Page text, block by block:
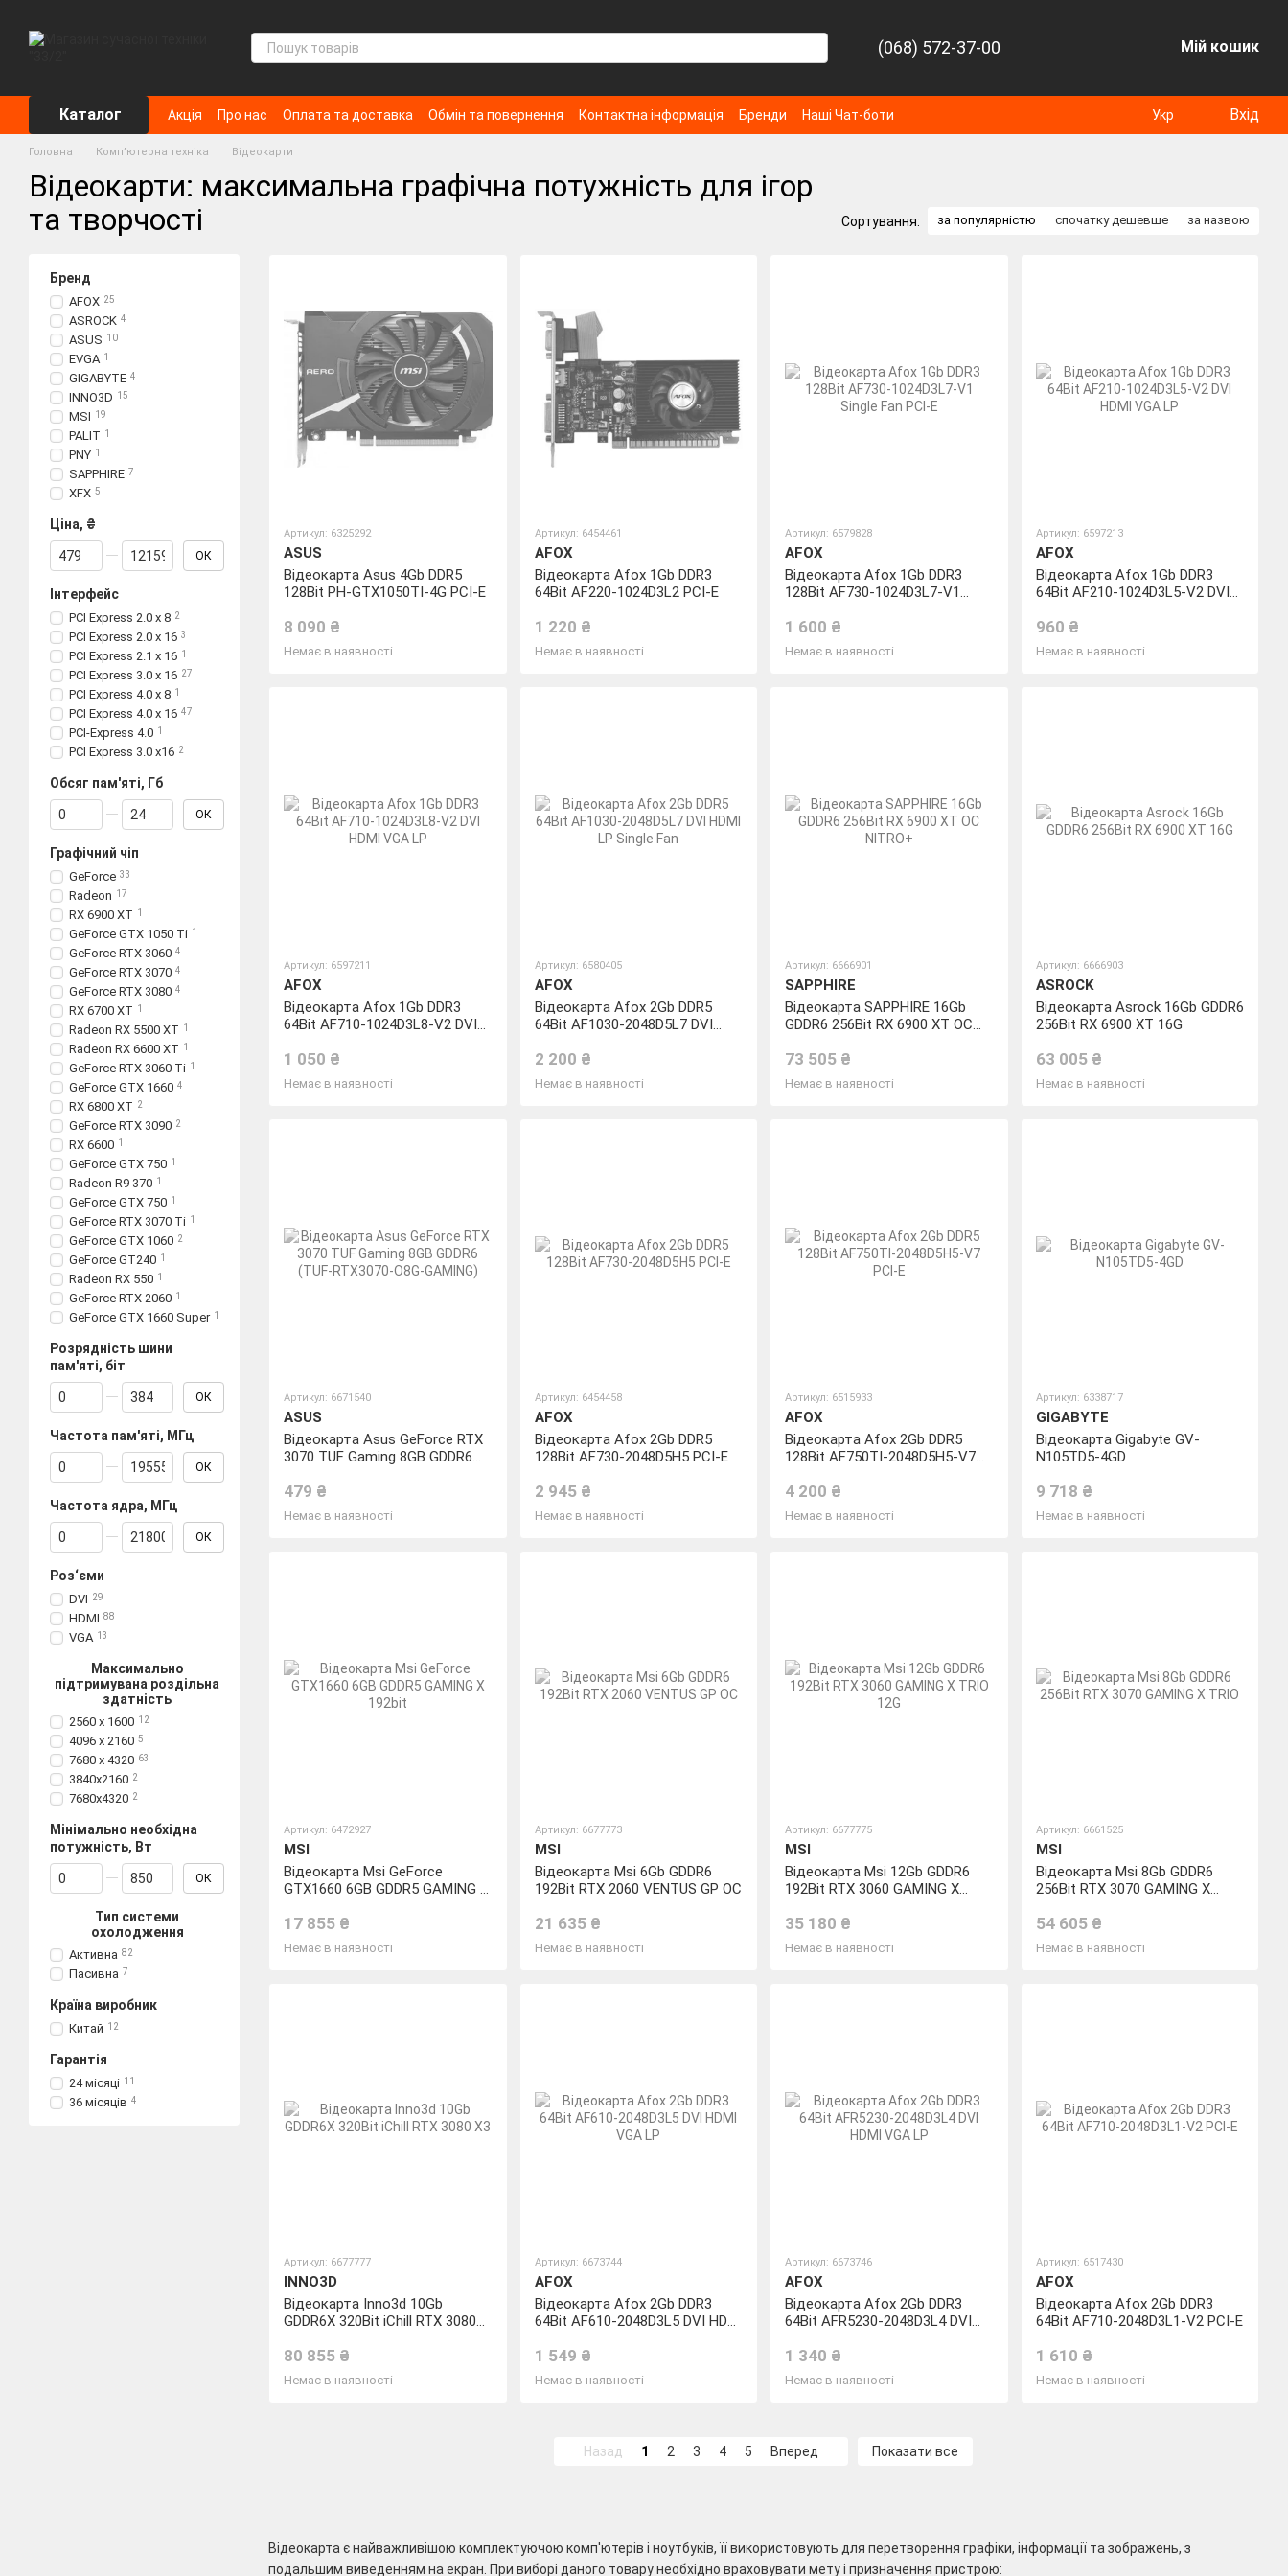
(068) 572-37-00 Мій кошик
Каталог Акція Про нас Оплата та доставка Обмін та повернення Контактна інформація Бренди Наші Чат-боти Укр Вхід
Головна Компʼютерна техніка Відеокарти
Відеокарти: максимальна графічна потужність для ігор
та творчості
Сортування: за популярністю спочатку дешевше за назвою
Відеокарта є найважливішою комплектуючою комп'ютерів і ноутбуків, її використовують для перетворення графіки, інформації та зображень, з
подальшим виведенням на екран. При виборі даного товару необхідно враховувати мету і призначення пристрою:
Артикул: 6325292
ASUS
Відеокарта Asus 4Gb DDR5
128Bit PH-GTX1050TI-4G PCI-E
8 090 ₴
Немає в наявності
Артикул: 6454461
AFOX
Відеокарта Afox 1Gb DDR3
64Bit AF220-1024D3L2 PCI-E
1 220 ₴
Немає в наявності
Артикул: 6579828
AFOX
Відеокарта Afox 1Gb DDR3
128Bit AF730-1024D3L7-V1
1 600 ₴
Немає в наявності
Артикул: 6597213
AFOX
Відеокарта Afox 1Gb DDR3
64Bit AF210-1024D3L5-V2 DVI
960 ₴
Немає в наявності
Артикул: 6597211
AFOX
Відеокарта Afox 1Gb DDR3
64Bit AF710-1024D3L8-V2 DVI
1 050 ₴
Немає в наявності
Артикул: 6580405
AFOX
Відеокарта Afox 2Gb DDR5
64Bit AF1030-2048D5L7 DVI
2 200 ₴
Немає в наявності
Артикул: 6666901
SAPPHIRE
Відеокарта SAPPHIRE 16Gb
GDDR6 256Bit RX 6900 XT OC
73 505 ₴
Немає в наявності
Артикул: 6666903
ASROCK
Відеокарта Asrock 16Gb GDDR6
256Bit RX 6900 XT 16G
63 005 ₴
Немає в наявності
Артикул: 6671540
ASUS
Відеокарта Asus GeForce RTX
3070 TUF Gaming 8GB GDDR6
479 ₴
Немає в наявності
Артикул: 6454458
AFOX
Відеокарта Afox 2Gb DDR5
128Bit AF730-2048D5H5 PCI-E
2 945 ₴
Немає в наявності
Артикул: 6515933
AFOX
Відеокарта Afox 2Gb DDR5
128Bit AF750TI-2048D5H5-V7
4 200 ₴
Немає в наявності
Артикул: 6338717
GIGABYTE
Відеокарта Gigabyte GV-
N105TD5-4GD
9 718 ₴
Немає в наявності
Артикул: 6472927
MSI
Відеокарта Msi GeForce
GTX1660 6GB GDDR5 GAMING X
17 855 ₴
Немає в наявності
Артикул: 6677773
MSI
Відеокарта Msi 6Gb GDDR6
192Bit RTX 2060 VENTUS GP OC
21 635 ₴
Немає в наявності
Артикул: 6677775
MSI
Відеокарта Msi 12Gb GDDR6
192Bit RTX 3060 GAMING X
35 180 ₴
Немає в наявності
Артикул: 6661525
MSI
Відеокарта Msi 8Gb GDDR6
256Bit RTX 3070 GAMING X
54 605 ₴
Немає в наявності
Артикул: 6677777
INNO3D
Відеокарта Inno3d 10Gb
GDDR6X 320Bit iChill RTX 3080
80 855 ₴
Немає в наявності
Артикул: 6673744
AFOX
Відеокарта Afox 2Gb DDR3
64Bit AF610-2048D3L5 DVI HDMI
1 549 ₴
Немає в наявності
Артикул: 6673746
AFOX
Відеокарта Afox 2Gb DDR3
64Bit AFR5230-2048D3L4 DVI
1 340 ₴
Немає в наявності
Артикул: 6517430
AFOX
Відеокарта Afox 2Gb DDR3
64Bit AF710-2048D3L1-V2 PCI-E
1 610 ₴
Немає в наявності
Назад 1 2 3 4 5 Вперед Показати все
Бренд
AFOX 25
ASROCK 4
ASUS 10
EVGA 1
GIGABYTE 4
INNO3D 15
MSI 19
PALIT 1
PNY 1
SAPPHIRE 7
XFX 5
Ціна, ₴
Від Ціна, ₴
До Ціна, ₴ ОК
Інтерфейс
PCI Express 2.0 x 8 2
PCI Express 2.0 x 16 3
PCI Express 2.1 x 16 1
PCI Express 3.0 x 16 27
PCI Express 4.0 x 8 1
PCI Express 4.0 x 16 47
PCI-Express 4.0 1
PCI Express 3.0 x16 2
Обсяг пам'яті, Гб
Від Обсяг пам'яті, Гб
До Обсяг пам'яті, Гб ОК
Графічний чіп
GeForce 33
Radeon 17
RX 6900 XT 1
GeForce GTX 1050 Ti 1
GeForce RTX 3060 4
GeForce RTX 3070 4
GeForce RTX 3080 4
RX 6700 XT 1
Radeon RX 5500 XT 1
Radeon RX 6600 XT 1
GeForce RTX 3060 Ti 1
GeForce GTX 1660 4
RX 6800 XT 2
GeForce RTX 3090 2
RX 6600 1
GeForce GTX 750 1
Radeon R9 370 1
GeForce GTX 750 1
GeForce RTX 3070 Ti 1
GeForce GTX 1060 2
GeForce GT240 1
Radeon RX 550 1
GeForce RTX 2060 1
GeForce GTX 1660 Super 1
Розрядність шини
пам'яті, біт
Від Розрядність шини пам'яті, біт
До Розрядність шини пам'яті, біт
ОК
Частота пам'яті, МГц
Від Частота пам'яті, МГц
До Частота пам'яті, МГц
ОК
Частота ядра, МГц
Від Частота ядра, МГц
До Частота ядра, МГц ОК
Роз‘єми
DVI 29
HDMI 88
VGA 13
Максимально
підтримувана роздільна
здатність
2560 x 1600 12
4096 x 2160 5
7680 x 4320 63
3840x2160 2
7680x4320 2
Мінімально необхідна
потужність, Вт
Від Мінімально необхідна потужність, Вт
До Мінімально необхідна потужність, Вт
ОК
Тип системи
охолодження
Активна 82
Пасивна 7
Країна виробник
Китай 12
Гарантія
24 місяці 11
36 місяців 4